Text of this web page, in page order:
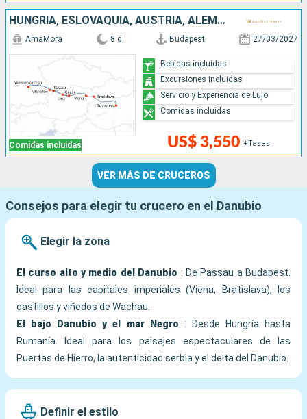
HUNGRÍA, ESLOVAQUIA, AUSTRIA, ALEMANIA
Comidas incluidas
AmaMora 8 d Budapest 27/03/2027
US$ 3,550 +Tasas
Bebidas incluidas
Excursiones incluidas
Servicio y Experiencia de Lujo
Comidas incluidas
VER MÁS DE CRUCEROS
Consejos para elegir tu crucero en el Danubio
Elegir la zona
El curso alto y medio del Danubio : De Passau a Budapest.
Ideal para las capitales imperiales (Viena, Bratislava), los
castillos y viñedos de Wachau.
El bajo Danubio y el mar Negro : Desde Hungría hasta
Rumanía. Ideal para los paisajes espectaculares de las
Puertas de Hierro, la autenticidad serbia y el delta del Danubio.
Definir el estilo